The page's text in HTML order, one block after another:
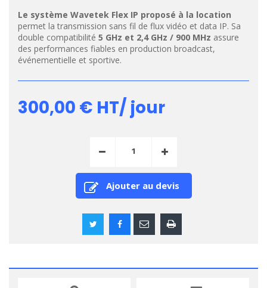
Le système Wavetek Flex IP proposé à la location
permet la transmission sans fil de flux vidéo et data IP. Sa
double compatibilité 5 GHz et 2,4 GHz / 900 MHz assure
des performances fiables en production broadcast,
événementielle et sportive.
300,00 € HT/ jour
Ajouter au devis